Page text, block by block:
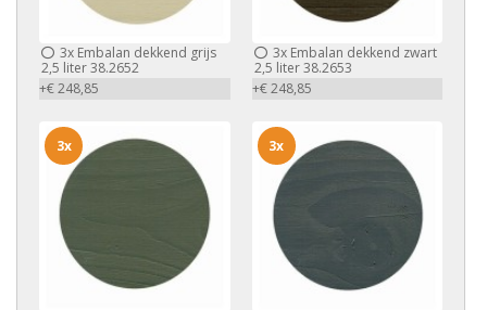
3x Embalan dekkend grijs
2,5 liter 38.2652
+€ 248,85
3xEmbalan dekkend zwart
2,5 liter 38.2653
+€ 248,85
3x 3x